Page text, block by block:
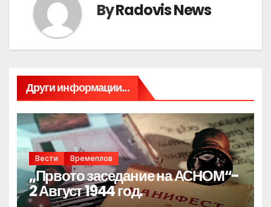
ByRadovis News
Други информации...
Вести Времеплов
„Првото заседание на АСНОМ“-
2 Август 1944 год.